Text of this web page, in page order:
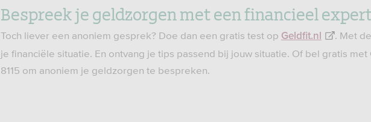
Bespreek je geldzorgen met een financieel
Toch liever een anoniem gesprek? Doe dan een gratis test op Geldfit.nl
. Met
je financiële situatie. En ontvang je tips passend bij jouw situatie. Of bel gratis
8115 om anoniem je geldzorgen te bespreken.